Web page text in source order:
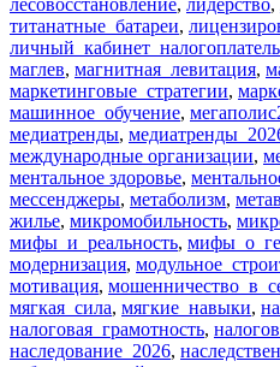
лесовосстановление, лидерство,
титанатные_батареи,
маглев, магнитная_левитация,
маркетинговые_стратегии,
машинное_обучение,
медиатренды,
международные организации,
ментальное здоровье,
мессенджеры, метаболизм,
жилье, микромобильность,
мифы_и_реальность,
модернизация,
мотивация,
мягкая_сила, мягкие_навыки,
налоговая_грамотность,
наследование_2026,